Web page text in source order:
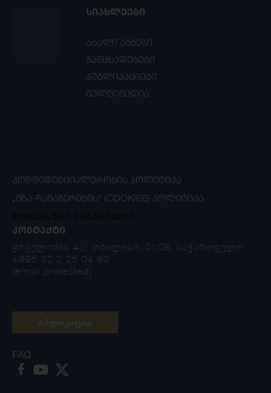
ᲡᲘᲐᲮᲚᲔᲔᲑᲘ
ახალი ამბები
განცხადებები
პუბლიკაციები
მულტიმედია
ᲙᲝᲜᲤᲘᲓᲔᲜᲪᲘᲐᲚᲣᲠᲝᲑᲘᲡ ᲞᲝᲚᲘᲢᲘᲙᲐ
„ᲛᲖᲐ-ᲩᲐᲜᲐᲬᲔᲠᲔᲑᲘᲡ“ (COOKIES) ᲞᲝᲚᲘᲢᲘᲙᲐ
ᲙᲝᲜᲢᲐᲥᲢᲘ
ჭოველიძის 4ა, თბილისი, 0108, საქართველო
+995 32 2 25 04 63
[email protected]
FAQ